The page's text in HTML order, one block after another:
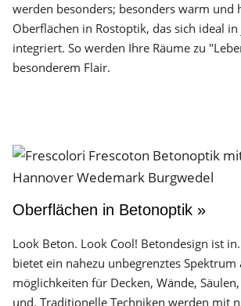
werden besonders; besonders warm und
Oberflächen in Rostoptik, das sich ideal
integriert. So werden Ihre Räume zu
besonderem Flair.
Oberflächen in Betonoptik »
Look Beton. Look Cool! Betondesign ist
bietet ein nahezu unbegrenztes
möglichkeiten für Decken, Wände,
und. Traditionelle Techniken werden mit